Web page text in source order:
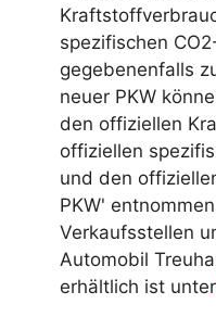
spezifischen
gegebenenfalls
neuer PKW
den offiziellen
offiziellen
und den
PKW'
Verkaufsstellen
Automobil
erhältlich ist unter